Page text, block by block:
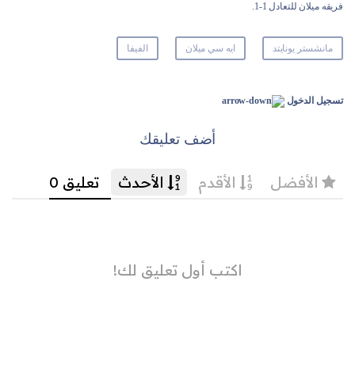
فريقه ميلان للتعادل 1-1.
مانشستر يونايتد ايه سي ميلان الفيفا
تسجيل الدخول
أضف تعليقك